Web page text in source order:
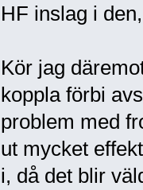
HF inslag i den,
Kör jag
koppla förbi
problem med
ut mycket
i, då det blir